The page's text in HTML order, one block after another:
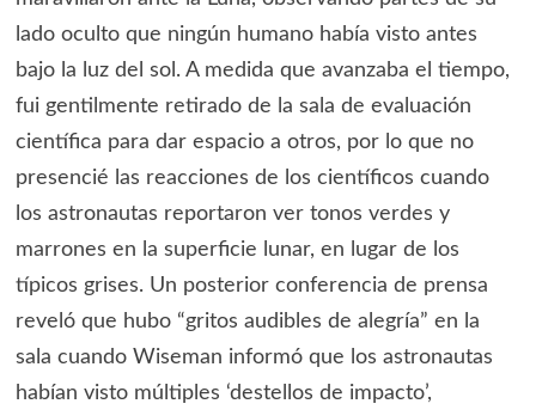
lado oculto que ningún humano había visto antes
bajo la luz del sol. A medida que avanzaba el tiempo,
fui gentilmente retirado de la sala de evaluación
científica para dar espacio a otros, por lo que no
presencié las reacciones de los científicos cuando
los astronautas reportaron ver tonos verdes y
marrones en la superficie lunar, en lugar de los
típicos grises. Un posterior conferencia de prensa
reveló que hubo “gritos audibles de alegría” en la
sala cuando Wiseman informó que los astronautas
habían visto múltiples ‘destellos de impacto’,